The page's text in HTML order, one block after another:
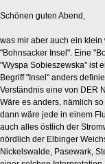
Schönen guten Abend,
was mir aber auch ein
"Bohnsacker Insel". Eine
"Wyspa Sobieszewska" ist
Begriff "Insel" anders
Verständnis eine von DER
Wäre es anders, nämlich
dann wäre jede in einem
auch alles östlich der
nördlich der Elbinger
Nickelswalde, Pasewark,